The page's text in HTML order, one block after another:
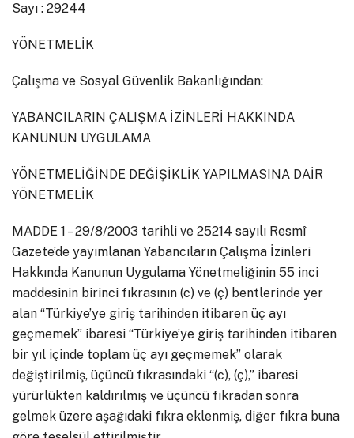
Sayı : 29244
YÖNETMELİK
Çalışma ve Sosyal Güvenlik Bakanlığından:
YABANCILARIN ÇALIŞMA İZİNLERİ HAKKINDA
KANUNUN UYGULAMA
YÖNETMELİĞİNDE DEĞİŞİKLİK YAPILMASINA DAİR
YÖNETMELİK
MADDE 1 – 29/8/2003 tarihli ve 25214 sayılı Resmî
Gazete’de yayımlanan Yabancıların Çalışma İzinleri
Hakkında Kanunun Uygulama Yönetmeliğinin 55 inci
maddesinin birinci fıkrasının (c) ve (ç) bentlerinde yer
alan “Türkiye’ye giriş tarihinden itibaren üç ayı
geçmemek” ibaresi “Türkiye’ye giriş tarihinden itibaren
bir yıl içinde toplam üç ayı geçmemek” olarak
değiştirilmiş, üçüncü fıkrasındaki “(c), (ç),” ibaresi
yürürlükten kaldırılmış ve üçüncü fıkradan sonra
gelmek üzere aşağıdaki fıkra eklenmiş, diğer fıkra buna